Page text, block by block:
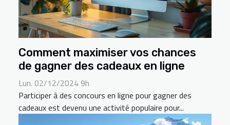
Comment maximiser vos chances
de gagner des cadeaux en ligne
Lun. 02/12/2024 9h
Participer à des concours en ligne pour gagner des
cadeaux est devenu une activité populaire pour...